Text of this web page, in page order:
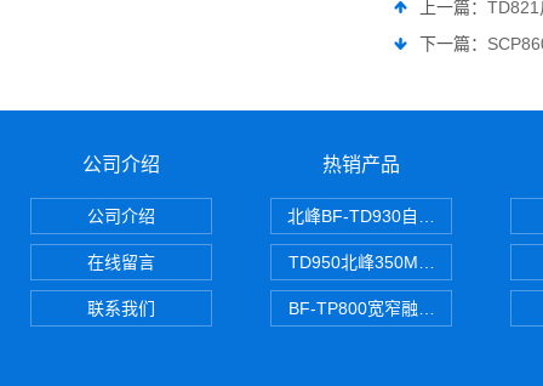
上一篇： TD821
下一篇：
公司介绍
公司介绍
在线留言
联系我们
热销产品
北峰BF-TD930自组网对讲机
TD950北峰350M对讲机 PDT数
BF-TP800宽窄融合对讲机